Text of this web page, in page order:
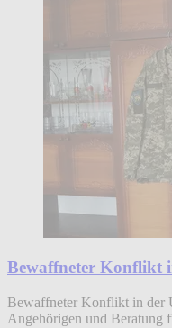
Bewaffneter Konflikt
Bewaffneter Konflikt in der
Angehörigen und Beratung